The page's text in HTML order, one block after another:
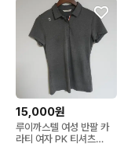
15,000원
루이까스텔 여성 반팔 카
라티 여자 PK 티셔츠